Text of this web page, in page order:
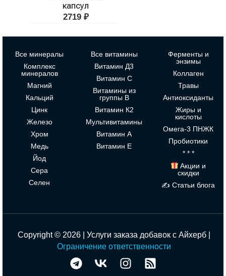
капсул
2719 ₽
Все минералы
Комплекс
минералов
Магний
Кальций
Цинк
Железо
Хром
Медь
Йод
Сера
Селен
Все витамины
Витамин Д3
Витамин С
Витамины из
группы В
Витамин К2
Мультивитамины
Витамин А
Витамин Е
Ферменты и
энзимы
Коллаген
Травы
Антиоксиданты
Жиры и
кислоты
Омега-3 ПНЖК
Пробиотики
* * *
Акции и
скидки
✍ Статьи блога
Copyright © 2026 | Услуги заказа добавок с Айхерб |
Ограничение ответственности